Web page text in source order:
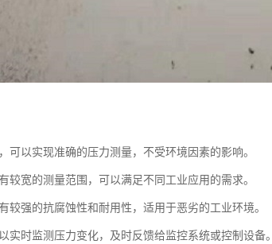
以实现准确的压力测量，不受环境因素的影响。
宽的测量范围，可以满足不同工业应用的需求。
强的抗腐蚀性和耐用性，适用于恶劣的工业环境。
时监测压力变化，及时反馈给监控系统或控制设备。